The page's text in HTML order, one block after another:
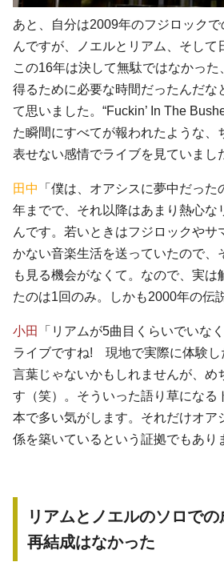
あと、自分は2009年のフジロック
んですが、ノエルとリアム、そして
この16年は決して無駄ではなかった
得るために必要な時間だったんだな
て思いました。“Fuckin’ In The
た瞬間にすべてが報われたような、
表せない感情でライブを見ていまし
田中
「僕は、オアシスに夢中だっ
年までで、それ以降はあまり熱心な
んです。若いときはフジロックやサ
かない音楽生活を送っていたので、
も見る機会がなくて。なので、実は
たのは1回のみ。しかも2000年の伝
小田
「リアムが5曲目くらいでいな
ライブですね! 現地で実際に体験し
言葉じゃないかもしれませんが、め
す（笑）。そういった語り草になる
本で多い気がします。それだけオア
係を築いているという証拠でもあり
リアムとノエルのソロで
再結成はなかった